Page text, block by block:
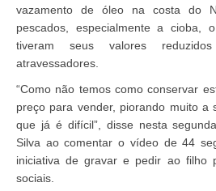
vazamento de óleo na costa do
pescados, especialmente a cioba,
tiveram seus valores
atravessadores.
“Como não temos como conservar
preço para vender, piorando muito a
que já é difícil”, disse nesta
Silva ao comentar o vídeo de 44
iniciativa de gravar e pedir ao filho
sociais.